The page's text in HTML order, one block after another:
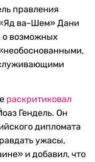
правления
ва-Шем» Дани
о возможных
раскритиковал
Гендель. Он
дипломата
ужасы,
и добавил, что